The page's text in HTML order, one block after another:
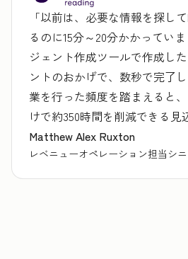
「以前は、必要な情報を探し
るのに15分～20分かかってい
ジェント作成ツールで作成し
ントのおかげで、数秒で完了
業を行った頻度を踏まえると
けで約350時間を削減できる見
Matthew Alex Ruxton
レベニューオペレーション担当シ